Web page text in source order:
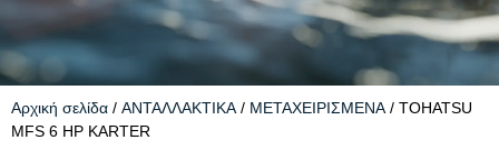
Αρχική σελίδα / ΑΝΤΑΛΛΑΚΤΙΚΑ / ΜΕΤΑΧΕΙΡΙΣΜΕΝΑ / TOHATSU
MFS 6 HP KARTER